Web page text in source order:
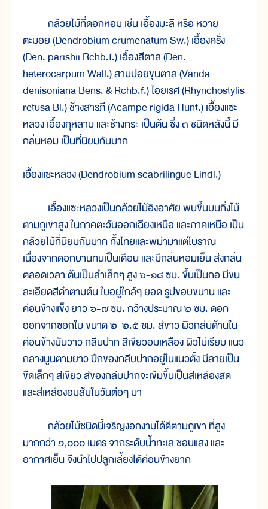
กล้วยไม้ที่ดอกหอม เช่น เอื้องมะลิ หรือ หวาย
ตะมอย (Dendrobium crumenatum Sw.) เอื้องครั่ง
(Den. parishii Rchb.f.) เอื้องสีตาล (Den.
heterocarpum Wall.) สามปอยขุนตาล (Vanda
denisoniana Bens. & Rchb.f.) ไอยเรศ (Rhynchostylis
retusa Bl.) ช้างสารภี (Acampe rigida Hunt.) เอื้องแซะ
หลวง เอื้องกุหลาบ และช้างกระ เป็นต้น ซึ่ง ๓ ชนิดหลังนี้ มี
กลิ่นหอม เป็นที่นิยมกันมาก
เอื้องแซะหลวง (Dendrobium scabrilingue Lindl.)
เอื้องแซะหลวงเป็นกล้วยไม้อิงอาศัย พบขึ้นบนกิ่งไม้
ตามภูเขาสูง ในภาคตะวันออกเฉียงเหนือ และภาคเหนือ เป็น
กล้วยไม้ที่นิยมกันมาก ทั้งไทยและพม่ามาแต่โบราณ
เนื่องจากดอกบานทนเป็นเดือน และมีกลิ่นหอมเย็น ส่งกลิ่น
ตลอดเวลา ต้นเป็นลำเล็กๆ สูง ๖-๑๘ ซม. ขึ้นเป็นกอ มีขน
ละเอียดสีดำตามต้น ใบอยู่ใกล้ๆ ยอด รูปขอบขนาน และ
ค่อนข้างแข็ง ยาว ๖-๗ ซม. กว้างประมาณ ๒ ซม. ดอก
ออกจากซอกใบ ขนาด ๒-๒.๕ ซม. สีขาว ผิวกลีบด้านใน
ค่อนข้างมันวาว กลีบปาก สีเขียวอมเหลือง ผิวไม่เรียบ แนว
กลางนูนตามยาว ปีกของกลีบปากอยู่ในแนวตั้ง มีลายเป็น
ขีดเล็กๆ สีเขียว สีของกลีบปากจะเข้มขึ้นเป็นสีเหลืองสด
และสีเหลืองอมส้มในวันต่อๆ มา
กล้วยไม้ชนิดนี้เจริญงอกงามได้ดีตามภูเขา ที่สูง
มากกว่า ๑,๐๐๐ เมตร จากระดับน้ำทะเล ชอบแสง และ
อากาศเย็น จึงนำไปปลูกเลี้ยงได้ค่อนข้างยาก